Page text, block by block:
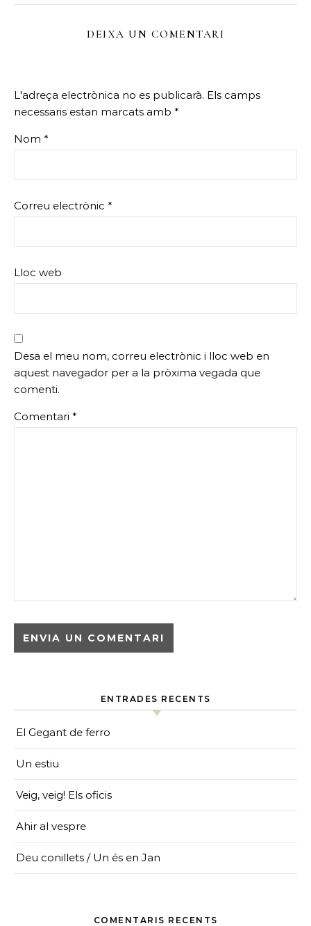
DEIXA UN COMENTARI
L'adreça electrònica no es publicarà. Els camps
necessaris estan marcats amb *
Nom *
Correu electrònic *
Lloc web
Desa el meu nom, correu electrònic i lloc web en
aquest navegador per a la pròxima vegada que
comenti.
Comentari *
ENTRADES RECENTS
El Gegant de ferro
Un estiu
Veig, veig! Els oficis
Ahir al vespre
Deu conillets / Un és en Jan
COMENTARIS RECENTS